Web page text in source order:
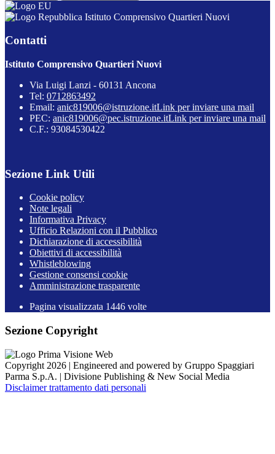
Istituto Comprensivo Quartieri Nuovi
Contatti
Istituto Comprensivo Quartieri Nuovi
Via Luigi Lanzi - 60131 Ancona
Tel: 0712863492
Email: anic819006@istruzione.itLink per inviare una mail
PEC: anic819006@pec.istruzione.itLink per inviare una mail
C.F.: 93084530422
Sezione Link Utili
Cookie policy
Note legali
Informativa Privacy
Ufficio Relazioni con il Pubblico
Dichiarazione di accessibilità
Obiettivi di accessibilità
Whistleblowing
Gestione consensi cookie
Amministrazione trasparente
Pagina visualizzata 1446 volte
Sezione Copyright
Copyright 2026 | Engineered and powered by Gruppo Spaggiari
Parma S.p.A. | Divisione Publishing & New Social Media
Disclaimer trattamento dati personali